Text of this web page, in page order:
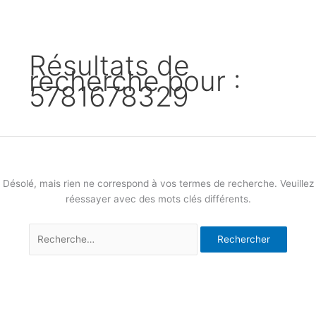
Résultats de
recherche pour :
5781678329
Désolé, mais rien ne correspond à vos termes de recherche. Veuillez
réessayer avec des mots clés différents.